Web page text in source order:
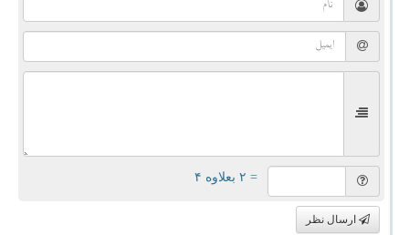
= ۲ بعلاوه ۴
ارسال نظر